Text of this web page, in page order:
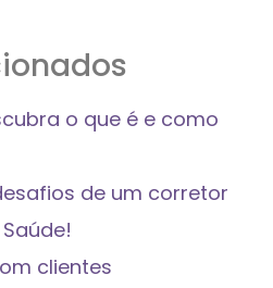
o que é e como
de um corretor
clientes